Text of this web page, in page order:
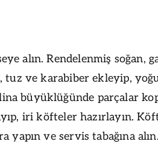
alın. Rendelenmiş soğan,
tuz ve karabiber ekleyip,
büyüklüğünde parçalar
iri köfteler hazırlayın.
yapın ve servis tabağına